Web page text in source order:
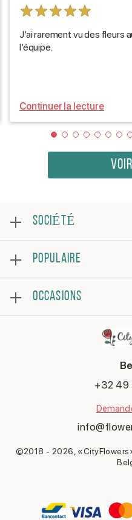
J’ai rarement vu des fleurs
l’équipe.
Continuer la lecture
+32 49
©2018 - 2026,
SOCIÉTÉ
Examen
Foire aux questions
Conditions générales
Politique de confidentialité
Contacter
POPULAIRE
Roses
Bouquets
OCCASIONS
Naissance d'un enfant